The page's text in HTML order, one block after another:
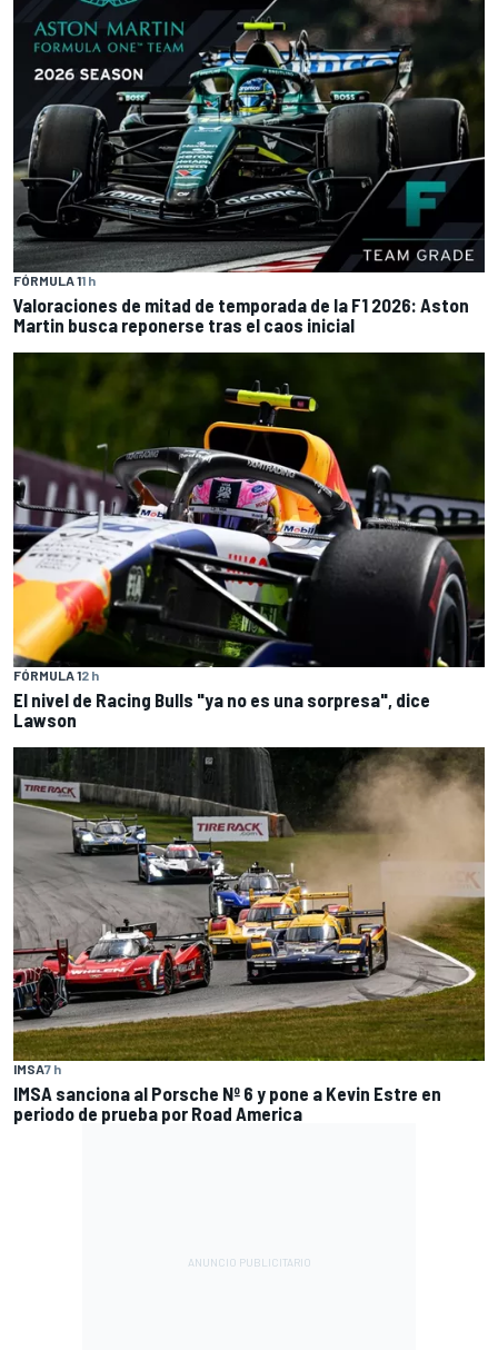
FÓRMULA 11 h
Valoraciones de mitad de temporada de la F1 2026: Aston
Martin busca reponerse tras el caos inicial
FÓRMULA 12 h
El nivel de Racing Bulls "ya no es una sorpresa", dice
Lawson
IMSA7 h
IMSA sanciona al Porsche Nº 6 y pone a Kevin Estre en
periodo de prueba por Road America